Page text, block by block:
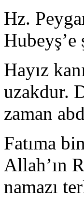
Hz.
Hayız
uzakdur.
zaman
Fatıma
Allah’ın
namazı